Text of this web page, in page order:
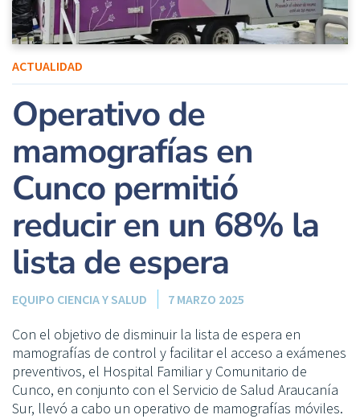
ACTUALIDAD
Operativo de
mamografías en
Cunco permitió
reducir en un 68% la
lista de espera
EQUIPO CIENCIA Y SALUD 7 MARZO 2025
Con el objetivo de disminuir la lista de espera en
mamografías de control y facilitar el acceso a exámenes
preventivos, el Hospital Familiar y Comunitario de
Cunco, en conjunto con el Servicio de Salud Araucanía
Sur, llevó a cabo un operativo de mamografías móviles.